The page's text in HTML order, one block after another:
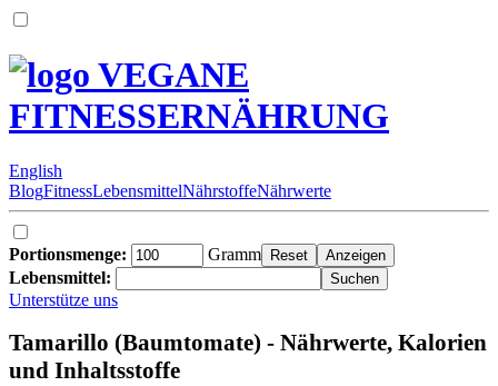
VEGANE
FITNESSERNÄHRUNG
English
BlogFitnessLebensmittelNährstoffeNährwerte
Portionsmenge:
Gramm
Lebensmittel:
Unterstütze uns
Tamarillo (Baumtomate) - Nährwerte, Kalorien
und Inhaltsstoffe